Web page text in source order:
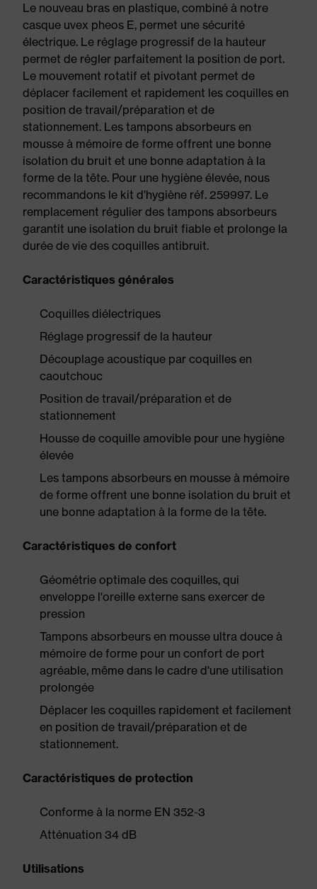
Le nouveau bras en plastique, combiné à notre
casque uvex pheos E, permet une sécurité
électrique. Le réglage progressif de la hauteur
permet de régler parfaitement la position de port.
Le mouvement rotatif et pivotant permet de
déplacer facilement et rapidement les coquilles en
position de travail/préparation et de
stationnement. Les tampons absorbeurs en
mousse à mémoire de forme offrent une bonne
isolation du bruit et une bonne adaptation à la
forme de la tête. Pour une hygiène élevée, nous
recommandons le kit d'hygiène réf. 259997. Le
remplacement régulier des tampons absorbeurs
garantit une isolation du bruit fiable et prolonge la
durée de vie des coquilles antibruit.
Caractéristiques générales
Coquilles diélectriques
Réglage progressif de la hauteur
Découplage acoustique par coquilles en
caoutchouc
Position de travail/préparation et de
stationnement
Housse de coquille amovible pour une hygiène
élevée
Les tampons absorbeurs en mousse à mémoire
de forme offrent une bonne isolation du bruit et
une bonne adaptation à la forme de la tête.
Caractéristiques de confort
Géométrie optimale des coquilles, qui
enveloppe l'oreille externe sans exercer de
pression
Tampons absorbeurs en mousse ultra douce à
mémoire de forme pour un confort de port
agréable, même dans le cadre d'une utilisation
prolongée
Déplacer les coquilles rapidement et facilement
en position de travail/préparation et de
stationnement.
Caractéristiques de protection
Conforme à la norme EN 352-3
Atténuation 34 dB
Utilisations